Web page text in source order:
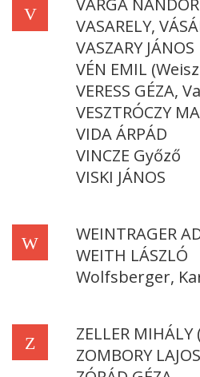
V
VARGA
VASARELY,
VASZARY JÁNOS
VÉN EMIL
VERESS GÉZA,
VESZTRÓCZY
VIDA ÁRPÁD
VINCZE Győző
VISKI JÁNOS
W
WEINTRAGER
WEITH LÁSZLÓ
Wolfsberger,
Z
ZELLER
ZOMBORY LAJOS